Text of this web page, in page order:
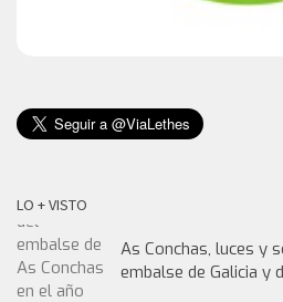
LO + VISTO
As Conchas, luces y
embalse de Galicia y